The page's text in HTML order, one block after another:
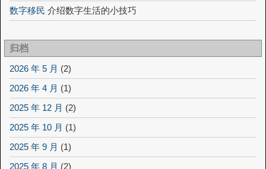
数字移民 介绍数字生活的小技巧
归档
2026 年 5 月 (2)
2026 年 4 月 (1)
2025 年 12 月 (2)
2025 年 10 月 (1)
2025 年 9 月 (1)
2025 年 8 月 (2)